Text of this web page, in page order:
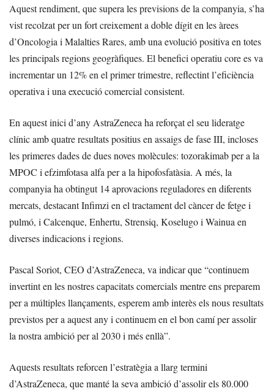
Aquest rendiment, que supera les previsions de la companyia, s’ha
vist recolzat per un fort creixement a doble dígit en les àrees
d’Oncologia i Malalties Rares, amb una evolució positiva en totes
les principals regions geogràfiques. El benefici operatiu core es va
incrementar un 12% en el primer trimestre, reflectint l’eficiència
operativa i una execució comercial consistent.
En aquest inici d’any AstraZeneca ha reforçat el seu lideratge
clínic amb quatre resultats positius en assaigs de fase III, incloses
les primeres dades de dues noves molècules: tozorakimab per a la
MPOC i efzimfotasa alfa per a la hipofosfatàsia. A més, la
companyia ha obtingut 14 aprovacions reguladores en diferents
mercats, destacant Infimzi en el tractament del càncer de fetge i
pulmó, i Calcenque, Enhertu, Strensiq, Koselugo i Wainua en
diverses indicacions i regions.
Pascal Soriot, CEO d’AstraZeneca, va indicar que “continuem
invertint en les nostres capacitats comercials mentre ens preparem
per a múltiples llançaments, esperem amb interès els nous resultats
previstos per a aquest any i continuem en el bon camí per assolir
la nostra ambició per al 2030 i més enllà”.
Aquests resultats reforcen l’estratègia a llarg termini
d’AstraZeneca, que manté la seva ambició d’assolir els 80.000